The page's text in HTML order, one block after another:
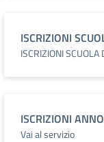
ISCRIZIONI
ISCRIZIONI SCUOLA
ISCRIZIONI
Vai al servizio